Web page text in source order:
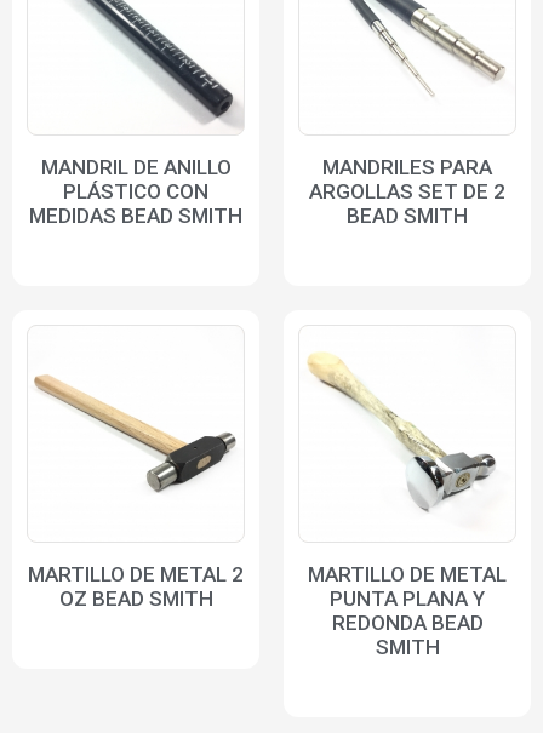
MANDRIL DE ANILLO
PLÁSTICO CON
MEDIDAS BEAD SMITH
MANDRILES PARA
ARGOLLAS SET DE 2
BEAD SMITH
MARTILLO DE METAL 2
OZ BEAD SMITH
MARTILLO DE METAL
PUNTA PLANA Y
REDONDA BEAD
SMITH